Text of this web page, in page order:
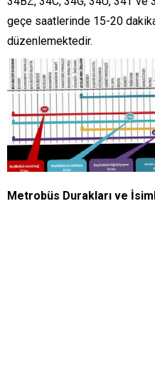
geçe saatlerinde 15-20
düzenlemektedir.
Metrobüs Durakları ve